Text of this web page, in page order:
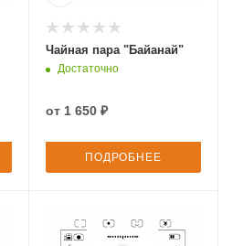
Чайная пара "Байанай"
Достаточно
от 1 650 ₽
ПОДРОБНЕЕ